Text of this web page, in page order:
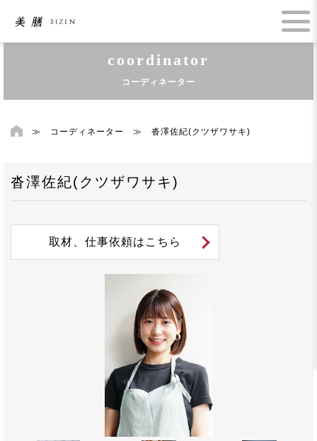
coordinator
コーディネーター
≫ コーディネーター ≫ 沓澤佐紀(クツザワサキ)
沓澤佐紀(クツザワサキ)
取材、仕事依頼はこちら